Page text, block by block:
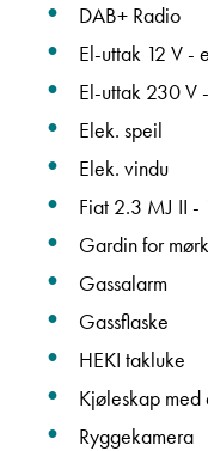
Lurer
Hva gjelder det?
Navn
DAB+ Radio
El-uttak 12 V -
El-uttak 230 V
Elek. speil
Elek. vindu
Fiat 2.3 MJ II -
Gardin for
Gassalarm
Gassflaske
HEKI takluke
Kjøleskap med
Ryggekamera